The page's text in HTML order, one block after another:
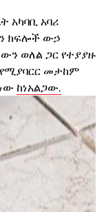
አካባቢ አባሪ
ክፍሎች ውኃ
ወለል ጋር የተያያዙ
መታከም
ከነአልጋው.